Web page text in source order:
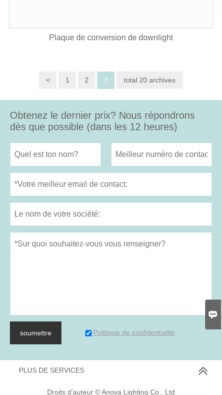
Plaque de conversion de downlight
< 1 2 3 total 20 archives
Obtenez le dernier prix? Nous répondrons
dès que possible (dans les 12 heures)
soumettre Politique de confidentialité
PLUS DE SERVICES
Droits d'auteur © Anova Lighting Co., Ltd
